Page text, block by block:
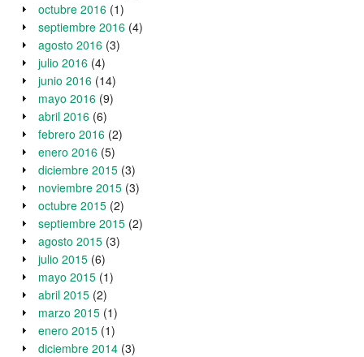
octubre 2016 (1)
septiembre 2016 (4)
agosto 2016 (3)
julio 2016 (4)
junio 2016 (14)
mayo 2016 (9)
abril 2016 (6)
febrero 2016 (2)
enero 2016 (5)
diciembre 2015 (3)
noviembre 2015 (3)
octubre 2015 (2)
septiembre 2015 (2)
agosto 2015 (3)
julio 2015 (6)
mayo 2015 (1)
abril 2015 (2)
marzo 2015 (1)
enero 2015 (1)
diciembre 2014 (3)